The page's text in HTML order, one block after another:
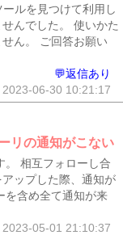
ルを見つけて利用し
んでした。 使いかた
ん。 ご回答お願い
💬返信あり
2023-06-30 10:21:17
リの通知がこない
。 相互フォローし合
ップした際、通知が
を含め全て通知が来
2023-05-01 21:10:37